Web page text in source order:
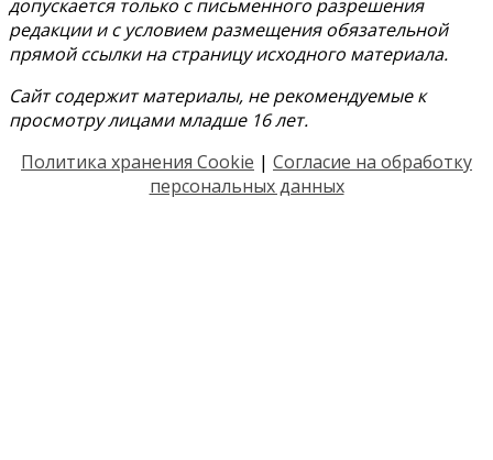
допускается только с письменного разрешения
редакции и с условием размещения обязательной
прямой ссылки на страницу исходного материала.
Сайт содержит материалы, не рекомендуемые к
просмотру лицами младше 16 лет.
Политика хранения Cookie | Согласие на обработку
персональных данных